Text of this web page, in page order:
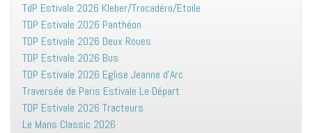
TdP Estivale 2026 Kleber/Trocadéro/Etoile
TDP Estivale 2026 Panthéon
TDP Estivale 2026 Deux Roues
TDP Estivale 2026 Bus
TDP Estivale 2026 Eglise Jeanne d’Arc
Traversée de Paris Estivale Le Départ
TDP Estivale 2026 Tracteurs
Le Mans Classic 2026